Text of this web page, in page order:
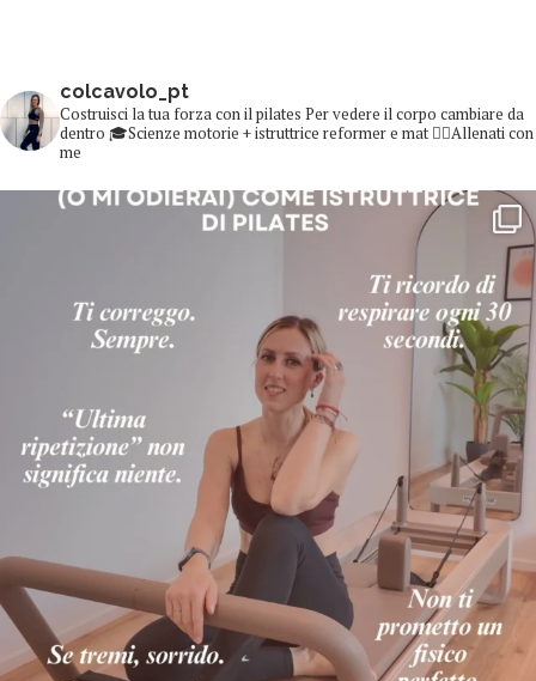
colcavolo_pt
Costruisci la tua forza con il pilates Per vedere il corpo cambiare da
dentro 🎓Scienze motorie + istruttrice reformer e mat 👇🏻Allenati con
me